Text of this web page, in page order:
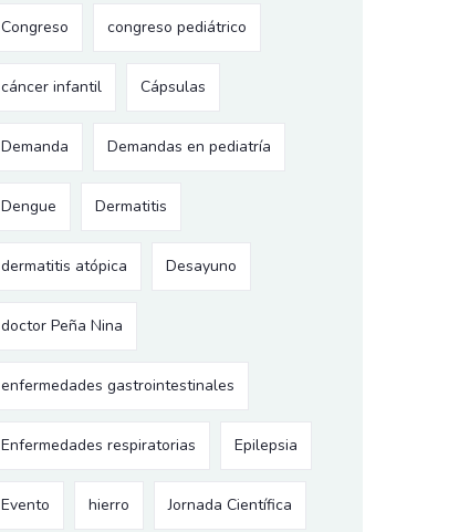
Congreso congreso pediátrico
cáncer infantil Cápsulas
Demanda Demandas en pediatría
Dengue Dermatitis
dermatitis atópica Desayuno
doctor Peña Nina
enfermedades gastrointestinales
Enfermedades respiratorias Epilepsia
Evento hierro Jornada Científica